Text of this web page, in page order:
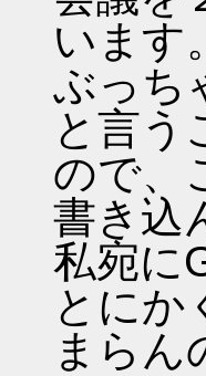
います。
ぶっち
と言う
ので、
書き込
私宛に
とにか
まらん